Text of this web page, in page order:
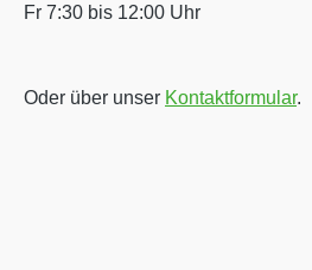
Fr 7:30 bis 12:00 Uhr
Oder über unser Kontaktformular.